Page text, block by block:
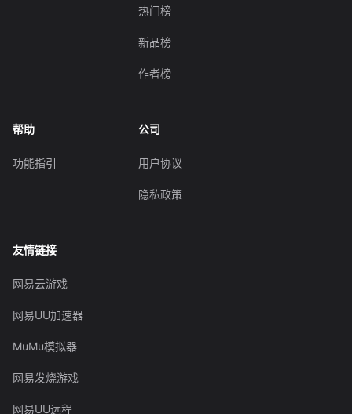
热门榜
新品榜
作者榜
帮助
功能指引
公司
用户协议
隐私政策
友情链接
网易云游戏
网易UU加速器
MuMu模拟器
网易发烧游戏
网易UU远程